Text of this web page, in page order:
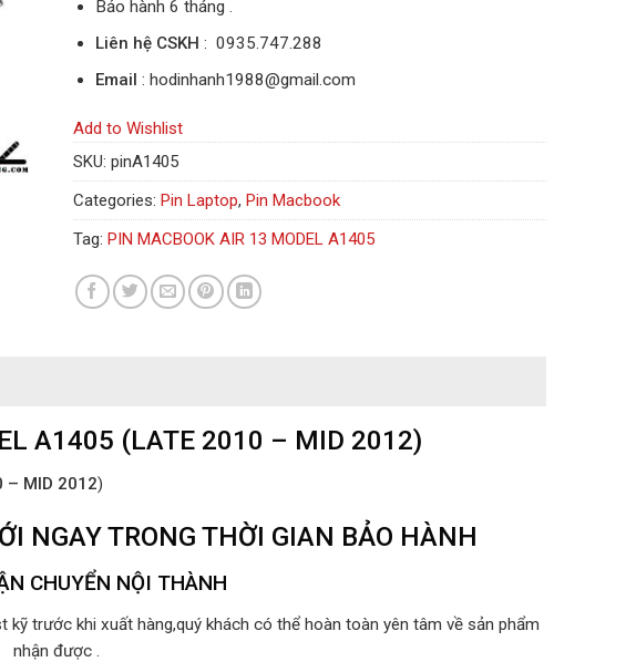
Bảo hành 6 tháng .
Liên hệ CSKH : 0935.747.288
Email : hodinhanh1988@gmail.com
Add to Wishlist
SKU: pinA1405
Categories: Pin Laptop, Pin Macbook
Tag: PIN MACBOOK AIR 13 MODEL A1405
A1405 (LATE 2010 – MID 2012)
– MID 2012)
NGAY TRONG THỜI GIAN BẢO HÀNH
CHUYỂN NỘI THÀNH
trước khi xuất hàng,quý khách có thể hoàn toàn yên tâm về sản phẩm
nhận được .